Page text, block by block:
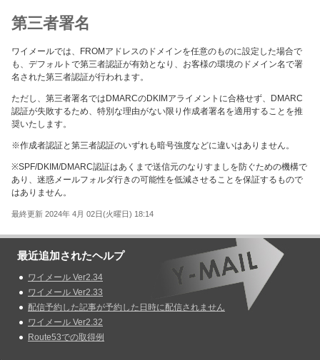
第三者署名
ワイメールでは、FROMアドレスのドメインを任意のものに設定した場合で
も、デフォルトで第三者認証が有効となり、お客様の環境のドメイン名で署
名された第三者認証が行われます。
ただし、第三者署名ではDMARCのDKIMアライメントに合格せず、DMARC
認証が失敗するため、特別な理由がない限り作成者署名を適用することを推
奨いたします。
※作成者認証と第三者認証のいずれも暗号強度などに違いはありません。
※SPF/DKIM/DMARC認証はあくまで送信元のなりすましを防ぐための機構で
あり、迷惑メールフォルダ行きの可能性を低減させることを保証するもので
はありません。
最終更新 2024年 4月 02日(火曜日) 18:14
最近追加されたヘルプ
ワイメール Ver2.34
ワイメール Ver2.33
配信予約した記事が予約した日時に配信されません
ワイメール Ver2.32
Route53での取得例